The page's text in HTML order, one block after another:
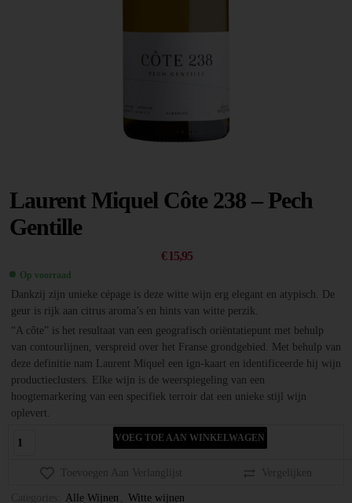
Laurent Miquel Côte 238 – Pech
Gentille
€15,95
Op voorraad
Dankzij zijn unieke cépage is deze witte wijn erg elegant en atypisch. De
geur is rijk aan citrus aroma’s en hints van witte perzik.
“A côte” is het resultaat van een geografisch oriëntatiepunt met behulp
van contourlijnen, verspreid over het Franse grondgebied. Met behulp van
deze definitie nam Laurent Miquel een ign-kaart en identificeerde hij wijn
productieclusters. Elke wijn is de weerspiegeling van een
hoogtemarkering van een specifiek terroir dat een unieke stijl wijn
oplevert.
VOEG TOE AAN WINKELWAGEN
Toevoegen Aan Verlanglijst Vergelijken
Alle Wijnen
Witte wijnen